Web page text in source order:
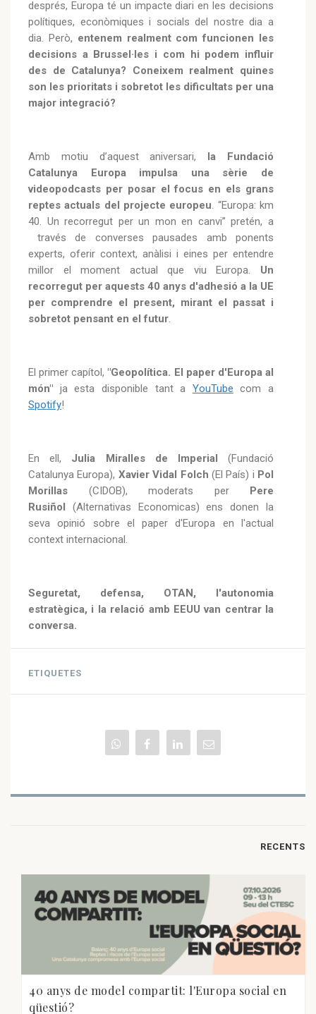
després, Europa té un impacte diari en les decisions
polítiques, econòmiques i socials del nostre dia a
dia. Però, entenem realment com funcionen les
decisions a Brussel·les i com hi podem influir
des de Catalunya? Coneixem realment quines
son les prioritats i sobretot les dificultats per una
major integració?
Amb motiu d’aquest aniversari, la Fundació
Catalunya Europa impulsa una sèrie de
videopodcasts per posar el focus en els grans
reptes actuals del projecte europeu. “Europa: km
40. Un recorregut per un mon en canvi” pretén, a
través de converses pausades amb ponents
experts, oferir context, anàlisi i eines per entendre
millor el moment actual que viu Europa. Un
recorregut per aquests 40 anys d'adhesió a la UE
per comprendre el present, mirant el passat i
sobretot pensant en el futur.
El primer capítol,"Geopolítica. El paper d'Europa al
món" ja esta disponible tant a YouTube com a
Spotify!
En ell, Julia Miralles de Imperial (Fundació
Catalunya Europa), Xavier Vidal Folch (El País) i Pol
Morillas (CIDOB), moderats per Pere
Rusiñol (Alternativas Economicas) ens donen la
seva opinió sobre el paper d'Europa en l'actual
context internacional.
Seguretat, defensa, OTAN, l'autonomia
estratègica, i la relació amb EEUU van centrar la
conversa.
ETIQUETES
RECENTS
40 anys de model compartit: l'Europa social en
qüestió?